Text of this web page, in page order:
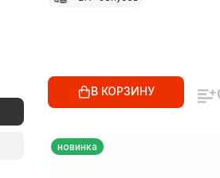
В КОРЗИНУ
новинка